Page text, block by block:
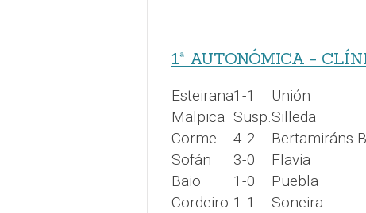
1ª AUTONÓMICA -
Esteirana1-1
Unión
Malpica Susp.Silleda
Corme
4-2
Bertamiráns B
Sofán
3-0
Flavia
Baio
1-0
Puebla
Cordeiro 1-1 Soneira